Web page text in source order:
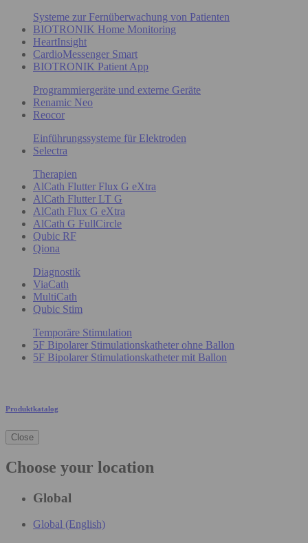
Systeme zur Fernüberwachung von Patienten
BIOTRONIK Home Monitoring
HeartInsight
CardioMessenger Smart
BIOTRONIK Patient App
Programmiergeräte und externe Geräte
Renamic Neo
Reocor
Einführungssysteme für Elektroden
Selectra
Therapien
AlCath Flutter Flux G eXtra
AlCath Flutter LT G
AlCath Flux G eXtra
AlCath G FullCircle
Qubic RF
Qiona
Diagnostik
ViaCath
MultiCath
Qubic Stim
Temporäre Stimulation
5F Bipolarer Stimulationskatheter ohne Ballon
5F Bipolarer Stimulationskatheter mit Ballon
Produktkatalog
Close
Choose your location
Global
Global (English)